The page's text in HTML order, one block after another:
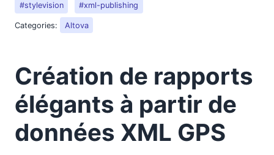
#stylevision
#xml-publishing
Categories: Altova
Création de rapports
élégants à partir de
données XML GPS